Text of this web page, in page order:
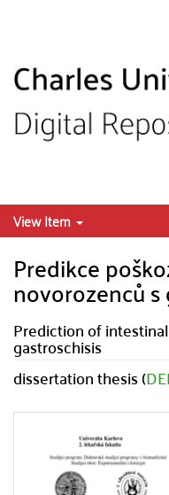
View Item
Predikce
novorozenců
Prediction of
gastroschisis
dissertation thesis (